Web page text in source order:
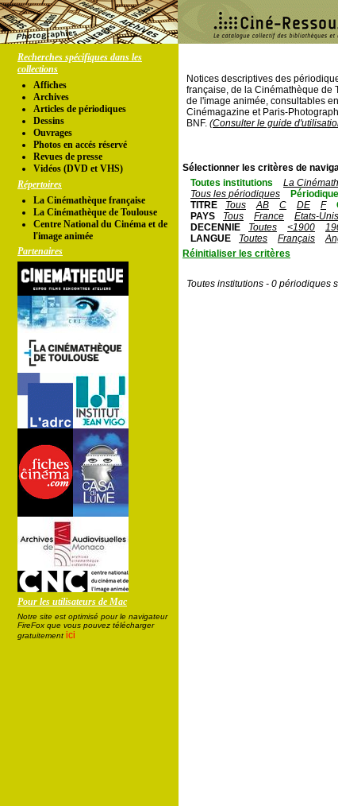
Recherches spécifiques dans les
collections
Affiches
Archives
Articles de périodiques
Dessins
Ouvrages
Photos en accés réservé
Revues de presse
Vidéos (DVD et VHS)
Répertoires
La Cinémathèque française
La Cinémathèque de Toulouse
Centre National du Cinéma et de
l'image animée
Partenaires
Pour les utilisateurs de Mac
Notre site est optimisé pour le navigateur
FireFox que vous pouvez télécharger
gratuitement ici
Notices descriptives des
française, de la Cinémathèque de
de l'image animée, consultables
Cinémagazine et Paris-
BNF. (Consulter le guide
Sélectionner les critères de
Toutes institutions
La
Tous les périodiques
TITRE
Tous AB C DE F
PAYS
Tous France Etats-Unis
DECENNIE
Toutes <1900
LANGUE
Toutes Français
Réinitialiser les critères
Toutes institutions - 0 périodiques